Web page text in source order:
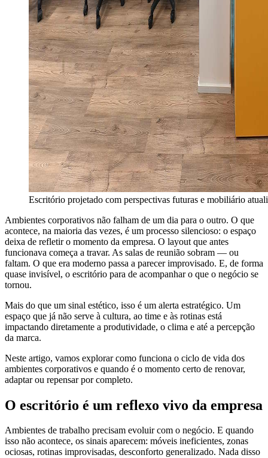
Escritório projetado com perspectivas futuras e mobiliário
Ambientes corporativos não falham de um dia para o outro. O que
acontece, na maioria das vezes, é um processo silencioso: o espaço
deixa de refletir o momento da empresa. O layout que antes
funcionava começa a travar. As salas de reunião sobram — ou
faltam. O que era moderno passa a parecer improvisado. E, de forma
quase invisível, o escritório para de acompanhar o que o negócio se
tornou.
Mais do que um sinal estético, isso é um alerta estratégico. Um
espaço que já não serve à cultura, ao time e às rotinas está
impactando diretamente a produtividade, o clima e até a percepção
da marca.
Neste artigo, vamos explorar como funciona o ciclo de vida dos
ambientes corporativos e quando é o momento certo de renovar,
adaptar ou repensar por completo.
O escritório é um reflexo vivo da empresa
Ambientes de trabalho precisam evoluir com o negócio. E quando
isso não acontece, os sinais aparecem: móveis ineficientes, zonas
ociosas, rotinas improvisadas, desconforto generalizado. Nada disso